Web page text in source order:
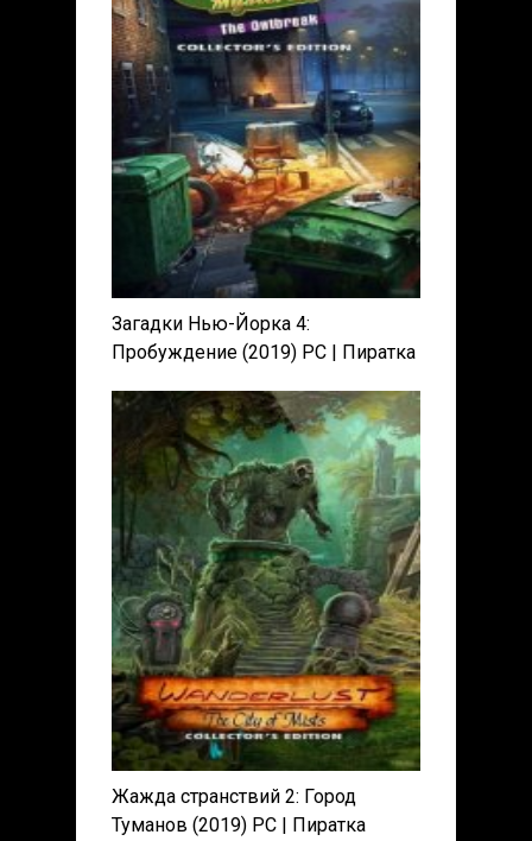
Загадки Нью-Йорка 4:
Пробуждение (2019) PC | Пиратка
Жажда странствий 2: Город
Туманов (2019) PC | Пиратка